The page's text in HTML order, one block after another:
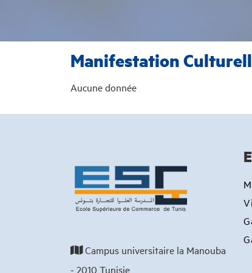
Manifestation
Aucune donnée
Campus universitaire la Manouba
- 2010 Tunisie